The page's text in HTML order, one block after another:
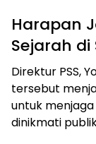
Harapan
Sejarah di
Direktur PSS,
tersebut
untuk
dinikmati